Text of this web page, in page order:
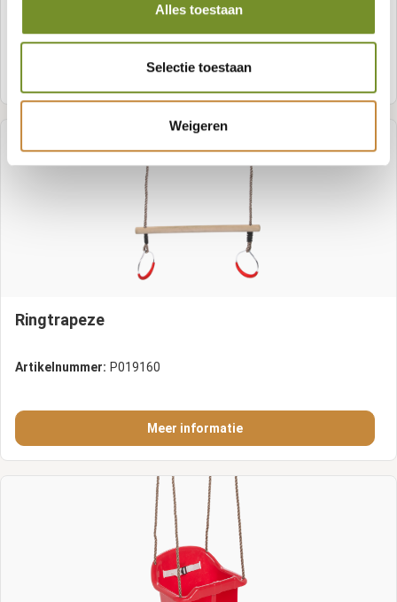
Alles toestaan
Selectie toestaan
Weigeren
P019169
Meer informatie
Ringtrapeze
Artikelnummer: P019160
Meer informatie